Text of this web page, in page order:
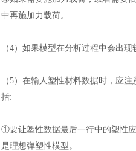
中再施加力载荷。
（4） 如果模型在分析过程中会出现
（5） 在输人塑性材料数据时，应注
括:
①要让塑性数据最后一行中的塑性
是理想弹塑性模型。